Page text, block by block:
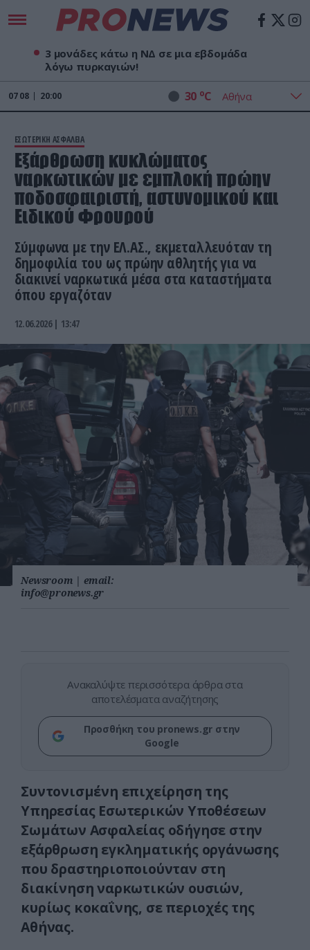
3 μονάδες κάτω η ΝΔ σε μια εβδομάδα
λόγω πυρκαγιών!
07 08 20:00 30 oC
ΕΣΩΤΕΡΙΚΗ ΑΣΦΑΛΕΙΑ
Εξάρθρωση κυκλώματος
ναρκωτικών με εμπλοκή πρώην
ποδοσφαιριστή, αστυνομικού και
Ειδικού Φρουρού
Σύμφωνα με την ΕΛ.ΑΣ., εκμεταλλευόταν τη
δημοφιλία του ως πρώην αθλητής για να
διακινεί ναρκωτικά μέσα στα καταστήματα
όπου εργαζόταν
12.06.2026 | 13:47
Newsroom | email:
info@pronews.gr
Ανακαλύψτε περισσότερα άρθρα στα
αποτελέσματα αναζήτησης
Προσθήκη του pronews.gr στην
Google
Συντονισμένη επιχείρηση της
Υπηρεσίας Εσωτερικών Υποθέσεων
Σωμάτων Ασφαλείας οδήγησε στην
εξάρθρωση εγκληματικής οργάνωσης
που δραστηριοποιούνταν στη
διακίνηση ναρκωτικών ουσιών,
κυρίως κοκαΐνης, σε περιοχές της
Αθήνας.